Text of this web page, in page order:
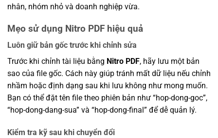
nhân, nhóm nhỏ và doanh nghiệp vừa.
Mẹo sử dụng Nitro PDF hiệu quả
Luôn giữ bản gốc trước khi chỉnh sửa
Trước khi chỉnh tài liệu bằng Nitro PDF, hãy lưu một bản
sao của file gốc. Cách này giúp tránh mất dữ liệu nếu chỉnh
nhầm hoặc định dạng sau khi lưu không như mong muốn.
Bạn có thể đặt tên file theo phiên bản như “hop-dong-goc”,
“hop-dong-dang-sua” và “hop-dong-final” để dễ quản lý.
Kiểm tra kỹ sau khi chuyển đổi